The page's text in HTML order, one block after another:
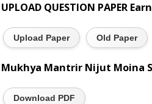
UPLOAD QUESTION PAPER
Upload Paper Old Paper
Mukhya Mantrir Nijut Moina
Download PDF